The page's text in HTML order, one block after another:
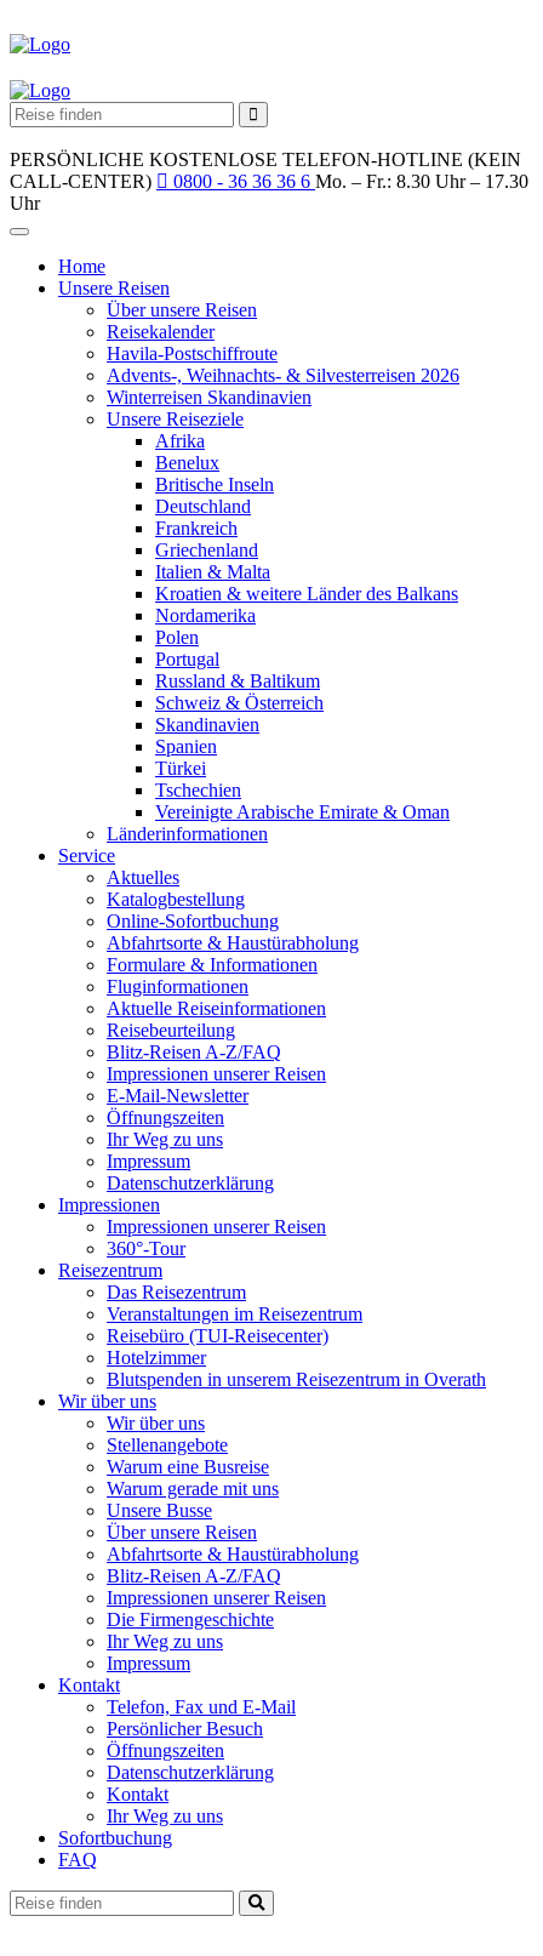
PERSÖNLICHE KOSTENLOSE TELEFON-HOTLINE (KEIN
CALL-CENTER)
0800 - 36 36 36 6 Mo. – Fr.: 8.30 Uhr – 17.30
Uhr
Home
Unsere Reisen
Über unsere Reisen
Reisekalender
Havila-Postschiffroute
Advents-, Weihnachts- & Silvesterreisen 2026
Winterreisen Skandinavien
Unsere Reiseziele
Afrika
Benelux
Britische Inseln
Deutschland
Frankreich
Griechenland
Italien & Malta
Kroatien & weitere Länder des Balkans
Nordamerika
Polen
Portugal
Russland & Baltikum
Schweiz & Österreich
Skandinavien
Spanien
Türkei
Tschechien
Vereinigte Arabische Emirate & Oman
Länderinformationen
Service
Aktuelles
Katalogbestellung
Online-Sofortbuchung
Abfahrtsorte & Haustürabholung
Formulare & Informationen
Fluginformationen
Aktuelle Reiseinformationen
Reisebeurteilung
Blitz-Reisen A-Z/FAQ
Impressionen unserer Reisen
E-Mail-Newsletter
Öffnungszeiten
Ihr Weg zu uns
Impressum
Datenschutzerklärung
Impressionen
Impressionen unserer Reisen
360°-Tour
Reisezentrum
Das Reisezentrum
Veranstaltungen im Reisezentrum
Reisebüro (TUI-Reisecenter)
Hotelzimmer
Blutspenden in unserem Reisezentrum in Overath
Wir über uns
Wir über uns
Stellenangebote
Warum eine Busreise
Warum gerade mit uns
Unsere Busse
Über unsere Reisen
Abfahrtsorte & Haustürabholung
Blitz-Reisen A-Z/FAQ
Impressionen unserer Reisen
Die Firmengeschichte
Ihr Weg zu uns
Impressum
Kontakt
Telefon, Fax und E-Mail
Persönlicher Besuch
Öffnungszeiten
Datenschutzerklärung
Kontakt
Ihr Weg zu uns
Sofortbuchung
FAQ